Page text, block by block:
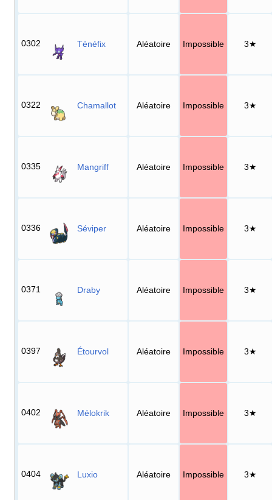
0302 Ténéfix Aléatoire Impossible 3★
0322 Chamallot Aléatoire Impossible 3★
0335 Mangriff Aléatoire Impossible 3★
0336 Séviper Aléatoire Impossible 3★
0371 Draby Aléatoire Impossible 3★
0397 Étourvol Aléatoire Impossible 3★
0402 Mélokrik Aléatoire Impossible 3★
0404 Luxio Aléatoire Impossible 3★